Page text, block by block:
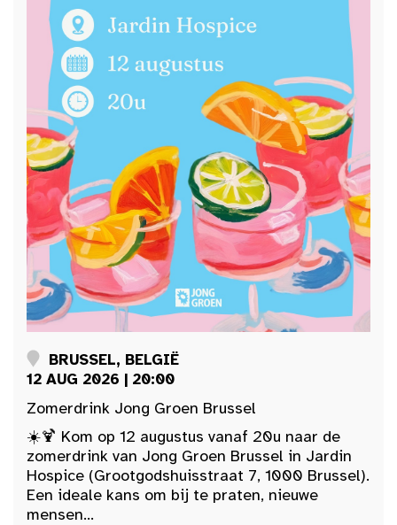
BRUSSEL, BELGIË
12 AUG 2026 | 20:00
Zomerdrink Jong Groen Brussel
☀️🍹 Kom op 12 augustus vanaf 20u naar de
zomerdrink van Jong Groen Brussel in Jardin
Hospice (Grootgodshuisstraat 7, 1000 Brussel).
Een ideale kans om bij te praten, nieuwe
mensen...